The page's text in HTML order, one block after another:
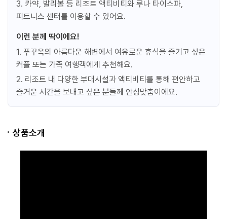
3. 카약, 발리볼 등 리조트 액티비티와 루나 타이스파,
피트니스 센터를 이용할 수 있어요.
이런 분께 딱이에요!
1. 푸꾸옥의 아름다운 해변에서 여유로운 휴식을 즐기고 싶은
커플 또는 가족 여행객에게 추천해요.
2. 리조트 내 다양한 부대시설과 액티비티를 통해 편안하고
즐거운 시간을 보내고 싶은 분들께 안성맞춤이에요.
상품소개